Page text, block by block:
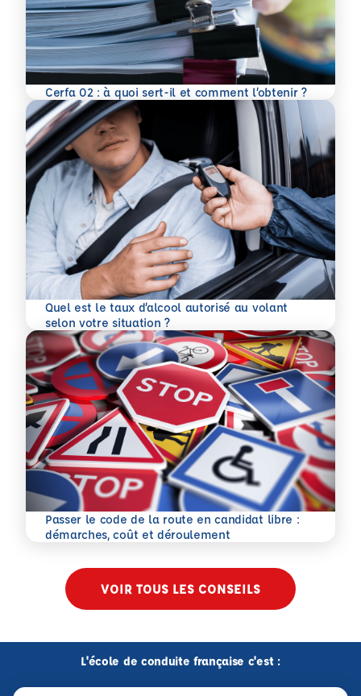
Cerfa 02 : à quoi sert-il et comment l’obtenir ?
En savoir plus
Quel est le taux d’alcool autorisé au volant
selon votre situation ?
En savoir plus
Passer le code de la route en candidat libre :
démarches, coût et déroulement
En savoir plus
VOIR TOUS LES CONSEILS
L'école de conduite française c'est :